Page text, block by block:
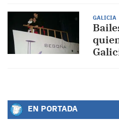
GALICIA
EN PORTADA